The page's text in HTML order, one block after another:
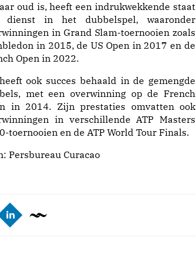
oud is, heeft een indrukwekkende staat
dienst in het dubbelspel, waaronder
in Grand Slam-toernooien zoals
in 2015, de US Open in 2017 en de
Open in 2022.
ook succes behaald in de gemengde
met een overwinning op de French
in 2014. Zijn prestaties omvatten ook
in verschillende ATP Masters
toernooien en de ATP World Tour Finals.
Persbureau Curacao